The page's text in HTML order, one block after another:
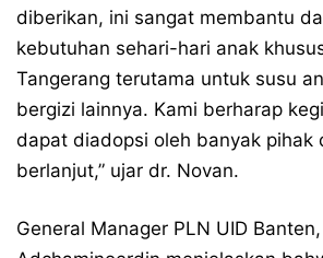
diberikan, ini sangat membantu
kebutuhan sehari-hari anak
Tangerang terutama untuk susu
bergizi lainnya. Kami berharap
dapat diadopsi oleh banyak pihak
berlanjut,” ujar dr. Novan.
General Manager PLN UID